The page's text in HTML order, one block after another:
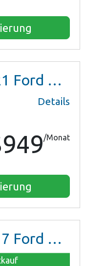
Ford Escape SE Hybrid
Details
/Monat
Ford Mustang